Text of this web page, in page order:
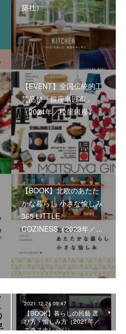
築社）
【EVENT】全国伝統的工
芸品祭「銀座名匠市」
（2024年／松屋銀座）
【BOOK】北欧のあたた
かな暮らし 小さな愉しみ
365 LITTLE
COZINESS（2023年／…
2021.12.24 09:47
【BOOK】暮らしの民藝 選
び方・愉しみ方（2021年／
エクスナレッジ）